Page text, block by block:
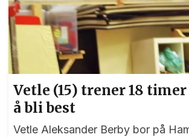
Vetle (15) trener 18
å bli best
Vetle Aleksander Berby bor på